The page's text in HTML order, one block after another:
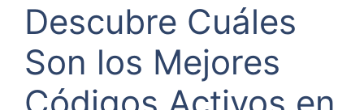
Descubre Cuáles
Son los Mejores